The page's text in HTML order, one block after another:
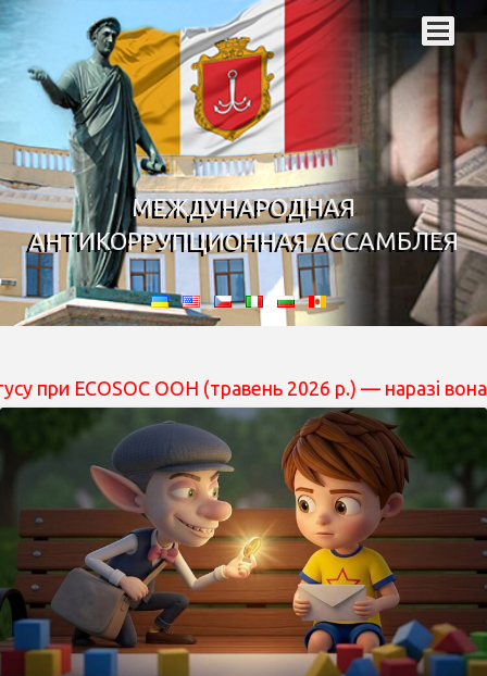
МЕЖДУНАРОДНАЯ
АНТИКОРРУПЦИОННАЯ АССАМБЛЕЯ
ECOSOC ООН (травень 2026 р.) — наразі вона